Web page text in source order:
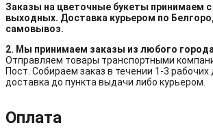
Заказы на цветочные букеты принимаем с
выходных. Доставка курьером по
самовывоз.
2. Мы принимаем заказы из любого
Отправляем товары транспортными
Пост. Собираем заказ в течении 1-3
доставка до пункта выдачи либо курьером.
Оплата